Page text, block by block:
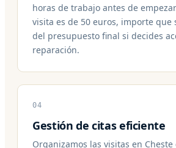
horas de trabajo antes de
visita es de 50 euros, importe que
del presupuesto final si decides
reparación.
04
Gestión de citas eficiente
Organizamos las visitas en